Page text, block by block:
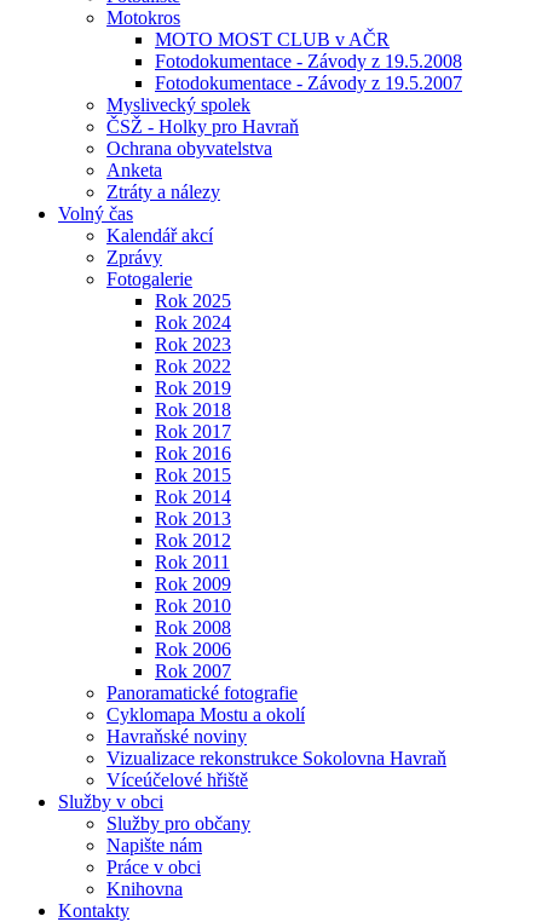
Motokros
MOTO MOST CLUB v AČR
Fotodokumentace - Závody z 19.5.2008
Fotodokumentace - Závody z 19.5.2007
Myslivecký spolek
ČSŽ - Holky pro Havraň
Ochrana obyvatelstva
Anketa
Ztráty a nálezy
Volný čas
Kalendář akcí
Zprávy
Fotogalerie
Rok 2025
Rok 2024
Rok 2023
Rok 2022
Rok 2019
Rok 2018
Rok 2017
Rok 2016
Rok 2015
Rok 2014
Rok 2013
Rok 2012
Rok 2011
Rok 2009
Rok 2010
Rok 2008
Rok 2006
Rok 2007
Panoramatické fotografie
Cyklomapa Mostu a okolí
Havraňské noviny
Vizualizace rekonstrukce Sokolovna Havraň
Víceúčelové hřiště
Služby v obci
Služby pro občany
Napište nám
Práce v obci
Knihovna
Kontakty